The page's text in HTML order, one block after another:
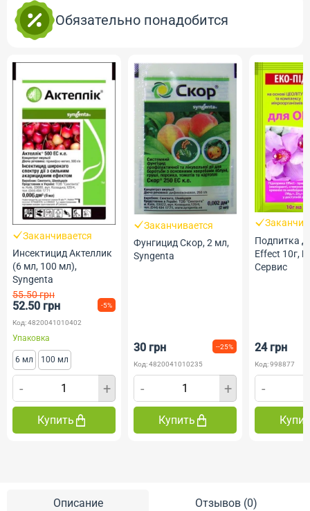
Описание Отзывов (0)
Обязательно понадобится
Заканчивается
Инсектицид Актеллик
(6 мл, 100 мл),
Syngenta
55.50 грн
52.50 грн -5%
Код: 4820041010402
Упаковка
6 мл 100 мл
- +
Купить
Заканчивается
Фунгицид Скор, 2 мл,
Syngenta
30 грн --25%
Код: 4820041010235
- +
Купить
Подпитка
Effect 10г,
Сервис
24 грн
Код: 998877
-